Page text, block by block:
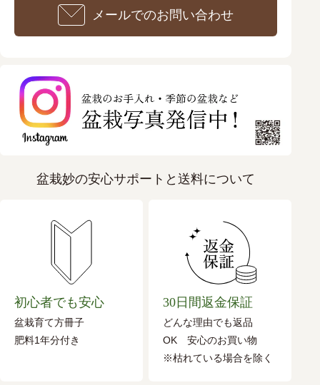
メールでのお問い合わせ
盆栽妙の安心サポートと送料について
初心者でも安心
盆栽育て方冊子
肥料1年分付き
30日間返金保証
どんな理由でも返品
OK 安心のお買い物
※枯れている場合を除く